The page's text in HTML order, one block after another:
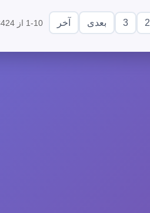
2
3 بعدی آخر 1-10 از 3424